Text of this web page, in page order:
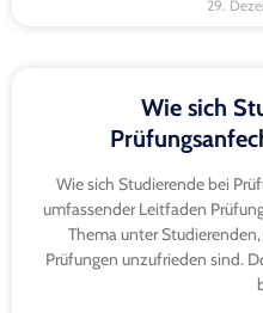
29.
Wie sich
Wie sich Studierende bei
umfassender Leitfaden
Thema unter
Prüfungen unzufrieden sind.